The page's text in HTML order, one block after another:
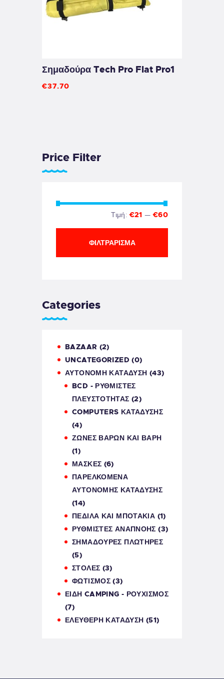
Σημαδούρα Tech Pro Flat Pro1
€37.70
Price Filter
ΦΙΛΤΡΆΡΙΣΜΑ
Τιμή:€21 —€60
Categories
BAZAAR (2)
UNCATEGORIZED (0)
ΑΥΤΟΝΟΜΗ ΚΑΤΑΔΥΣΗ (43)
BCD - ΡΥΘΜΙΣΤΕΣ
ΠΛΕΥΣΤΟΤΗΤΑΣ (2)
COMPUTERS ΚΑΤΆΔΥΣΗΣ
(4)
ΖΩΝΕΣ ΒΑΡΩΝ ΚΑΙ ΒΑΡΗ
(1)
ΜΑΣΚΕΣ (6)
ΠΑΡΕΛΚΌΜΕΝΑ
ΑΥΤΌΝΟΜΗΣ ΚΑΤΆΔΥΣΗΣ
(14)
ΠΕΔΙΛΑ ΚΑΙ ΜΠΟΤΑΚΙΑ (1)
ΡΥΘΜΙΣΤΕΣ ΑΝΑΠΝΟΗΣ (3)
ΣΗΜΑΔΟΥΡΕΣ ΠΛΩΤΗΡΕΣ
(5)
ΣΤΟΛΕΣ (3)
ΦΩΤΙΣΜΌΣ (3)
ΕΙΔΗ CAMPING - ΡΟΥΧΙΣΜΟΣ
(7)
ΕΛΕΥΘΕΡΗ ΚΑΤΑΔΥΣΗ (51)